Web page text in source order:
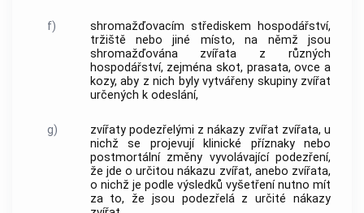
f)
shromažďovacím střediskem hospodářství,
tržiště nebo jiné místo, na němž jsou
shromažďována zvířata z různých
hospodářství, zejména skot, prasata, ovce a
kozy, aby z nich byly vytvářeny skupiny zvířat
určených k odeslání,
g)
zvířaty podezřelými z nákazy zvířat zvířata, u
nichž se projevují klinické příznaky nebo
postmortální změny vyvolávající podezření,
že jde o určitou nákazu zvířat, anebo zvířata,
o nichž je podle výsledků vyšetření nutno mít
za to, že jsou podezřelá z určité nákazy